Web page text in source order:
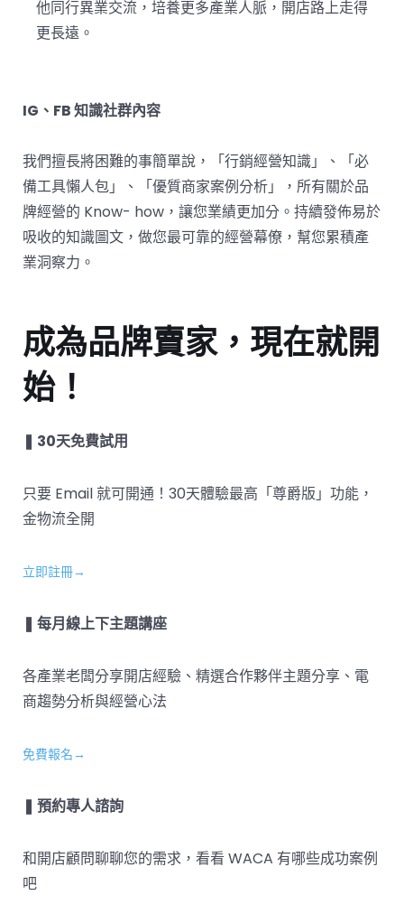
他同行異業交流，培養更多產業人脈，開店路上走得
更長遠。
IG、FB 知識社群內容
我們擅長將困難的事簡單說，「行銷經營知識」、「必
備工具懶人包」、「優質商家案例分析」，所有關於品
牌經營的 Know- how，讓您業績更加分。持續發佈易於
吸收的知識圖文，做您最可靠的經營幕僚，幫您累積產
業洞察力。
成為品牌賣家，現在就開
始！
❚ 30天免費試用
只要 Email 就可開通！30天體驗最高「尊爵版」功能，
金物流全開
立即註冊→
❚ 每月線上下主題講座
各產業老闆分享開店經驗、精選合作夥伴主題分享、電
商趨勢分析與經營心法
免費報名→
❚ 預約專人諮詢
和開店顧問聊聊您的需求，看看 WACA 有哪些成功案例
吧